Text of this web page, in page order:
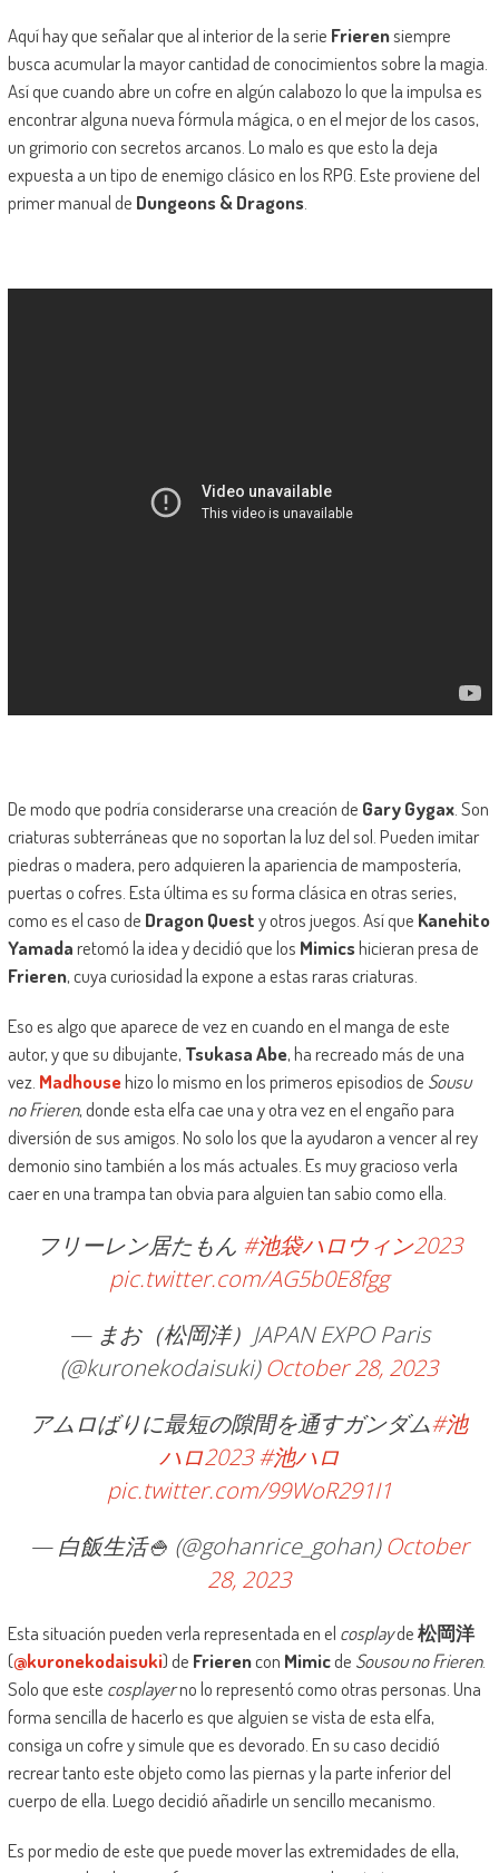
Aquí hay que señalar que al interior de la serie Frierensiempre
busca acumular la mayor cantidad de conocimientos sobre la magia.
Así que cuando abre un cofre en algún calabozo lo que la impulsa es
encontrar alguna nueva fórmula mágica, o en el mejor de los casos,
un grimorio con secretos arcanos. Lo malo es que esto la deja
expuesta a un tipo de enemigo clásico en los RPG. Este proviene del
primer manual de Dungeons & Dragons.
De modo que podría considerarse una creación de Gary Gygax. Son
criaturas subterráneas que no soportan la luz del sol. Pueden imitar
piedras o madera, pero adquieren la apariencia de mampostería,
puertas o cofres. Esta última es su forma clásica en otras series,
como es el caso de Dragon Questy otros juegos. Así que Kanehito
Yamadaretomó la idea y decidió que los Mimicshicieran presa de
Frieren, cuya curiosidad la expone a estas raras criaturas.
Eso es algo que aparece de vez en cuando en el manga de este
autor, y que su dibujante, Tsukasa Abe, ha recreado más de una
vez. Madhousehizo lo mismo en los primeros episodios de Sousu
no Frieren, donde esta elfa cae una y otra vez en el engaño para
diversión de sus amigos. No solo los que la ayudaron a vencer al rey
demonio sino también a los más actuales. Es muy gracioso verla
caer en una trampa tan obvia para alguien tan sabio como ella.
フリーレン居たもん #池袋ハロウィン2023
pic.twitter.com/AG5b0E8fgg
— まお（松岡洋）JAPAN EXPO Paris
(@kuronekodaisuki)October 28, 2023
アムロばりに最短の隙間を通すガンダム#池
ハロ2023 #池ハロ
pic.twitter.com/99WoR291I1
— 白飯生活🍚 (@gohanrice_gohan)October
28, 2023
Esta situación pueden verla representada en el cosplayde松岡洋
(@kuronekodaisuki) de Frierencon Mimicde Sousou no Frieren.
Solo que este cosplayerno lo representó como otras personas. Una
forma sencilla de hacerlo es que alguien se vista de esta elfa,
consiga un cofre y simule que es devorado. En su caso decidió
recrear tanto este objeto como las piernas y la parte inferior del
cuerpo de ella. Luego decidió añadirle un sencillo mecanismo.
Es por medio de este que puede mover las extremidades de ella,